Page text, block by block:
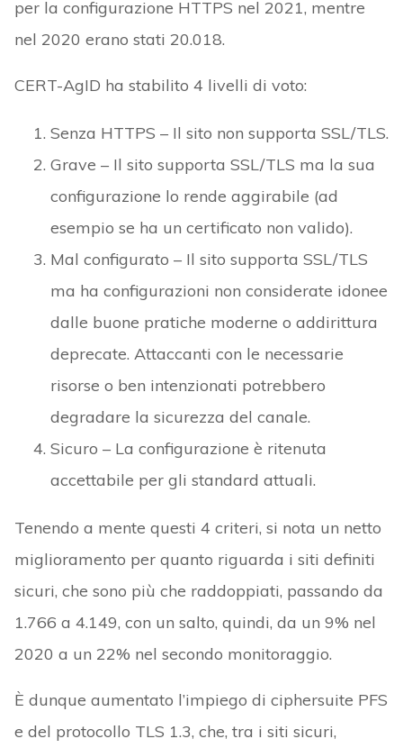
per la configurazione HTTPS nel 2021, mentre
nel 2020 erano stati 20.018.
CERT-AgID ha stabilito 4 livelli di voto:
Senza HTTPS – Il sito non supporta SSL/TLS.
Grave – Il sito supporta SSL/TLS ma la sua
configurazione lo rende aggirabile (ad
esempio se ha un certificato non valido).
Mal configurato – Il sito supporta SSL/TLS
ma ha configurazioni non considerate idonee
dalle buone pratiche moderne o addirittura
deprecate. Attaccanti con le necessarie
risorse o ben intenzionati potrebbero
degradare la sicurezza del canale.
Sicuro – La configurazione è ritenuta
accettabile per gli standard attuali.
Tenendo a mente questi 4 criteri, si nota un netto
miglioramento per quanto riguarda i siti definiti
sicuri, che sono più che raddoppiati, passando da
1.766 a 4.149, con un salto, quindi, da un 9% nel
2020 a un 22% nel secondo monitoraggio.
È dunque aumentato l’impiego di ciphersuite PFS
e del protocollo TLS 1.3, che, tra i siti sicuri,